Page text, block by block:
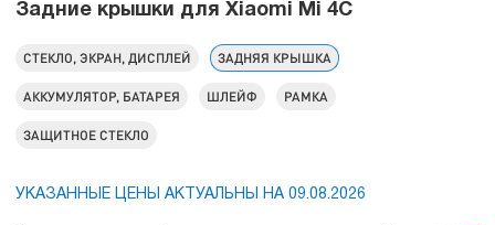
Задние крышки для Xiaomi Mi 4C
СТЕКЛО, ЭКРАН, ДИСПЛЕЙ ЗАДНЯЯ КРЫШКА
АККУМУЛЯТОР, БАТАРЕЯ ШЛЕЙФ РАМКА
ЗАЩИТНОЕ СТЕКЛО
УКАЗАННЫЕ ЦЕНЫ АКТУАЛЬНЫ НА 09.08.2026